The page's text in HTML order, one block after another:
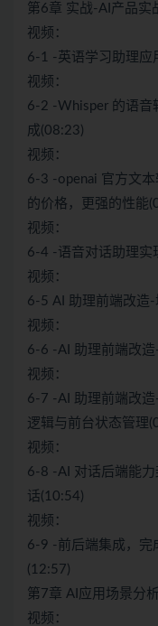
第6章 实战-AI产品实
视频：
6-1 -英语学习助理应
视频：
6-2 -Whisper 的语音
成(08:23)
视频：
6-3 -openai 官方文
的价格，更强的性能
视频：
6-4 -语音对话助理实
视频：
6-5 AI 助理前端改造
视频：
6-6 -AI 助理前端改
视频：
6-7 -AI 助理前端改
逻辑与前台状态管理
视频：
6-8 -AI 对话后端能力
话(10:54)
视频：
6-9 -前后端集成，完
(12:57)
第7章 AI应用场景分析
视频：